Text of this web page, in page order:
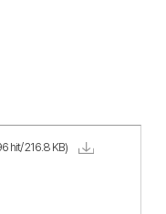
hit/ 216.8 KB)